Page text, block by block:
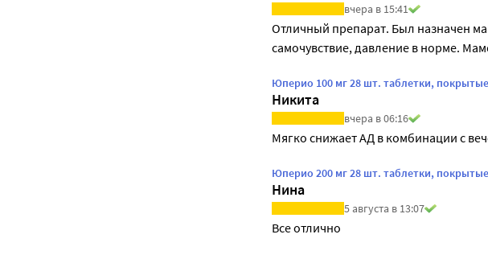
вчера в 15:41
Отличный препарат. Был назначен
самочувствие, давление в норме.
Юперио 100 мг 28 шт. таблетки,
Никита
вчера в 06:16
Мягко снижает АД в комбинации с
Юперио 200 мг 28 шт. таблетки,
Нина
5 августа в 13:07
Все отлично